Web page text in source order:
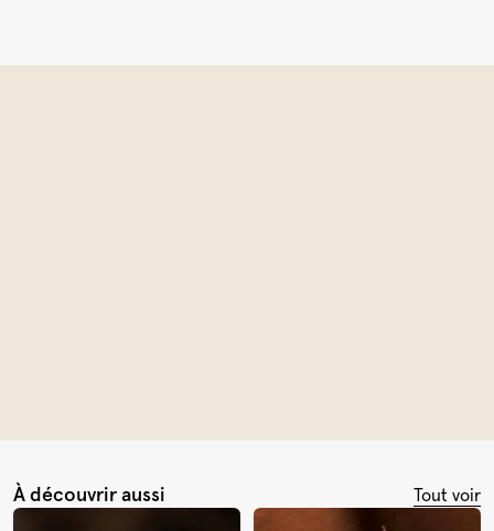
À découvrir aussi Tout voir